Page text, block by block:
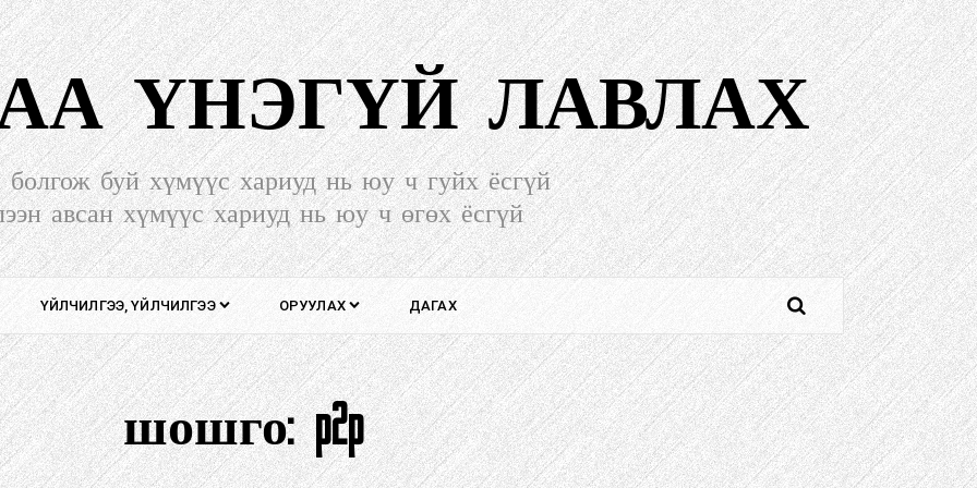
ҮНЭГҮЙ ЛАВЛАХ
болгож буй хүмүүс хариуд нь юу ч гуйх ёсгүй
авсан хүмүүс хариуд нь юу ч өгөх ёсгүй
ҮЙЛЧИЛГЭЭ, ҮЙЛЧИЛГЭЭ ОРУУЛАХ ДАГАХ
шошго:p2p